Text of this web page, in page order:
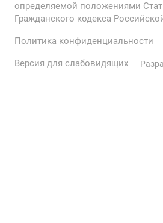
определяемой положениями
Гражданского кодекса
Политика конфиденциальности
Версия для слабовидящих